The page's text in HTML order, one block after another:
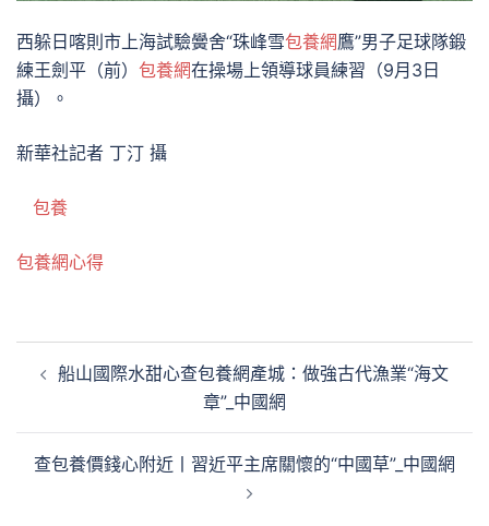
西躲日喀則市上海試驗黌舍“珠峰雪包養網鷹”男子足球隊鍛
練王劍平（前） 包養網在操場上領導球員練習（9月3日
攝）。
新華社記者 丁汀 攝
包養
包養網心得
章
船山國際水甜心查包養網產城：做強古代漁業“海文
章”_中國網
查包養價錢心附近丨習近平主席關懷的“中國草”_中國網